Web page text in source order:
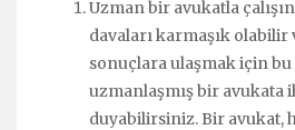
Uzman bir avukatla
davaları karmaşık olabilir
sonuçlara ulaşmak için bu
uzmanlaşmış bir avukata
duyabilirsiniz. Bir avukat,